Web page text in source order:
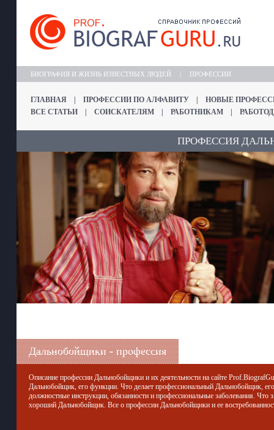
БИОГРАФИЯ И ЖИЗНЬ ИЗВЕСТНЫХ ЛЮДЕЙ ПРОФЕССИИ
ГЛАВНАЯ ПРОФЕССИИ ПО АЛФАВИТУ
НОВЫЕ
ВСЕ СТАТЬИ
СОИСКАТЕЛЯМ РАБОТНИКАМ
ПРОФЕССИЯ
Дальнобойщики - профессия
Описание профессии Дальнобойщики и их деятельности на сайте
Дальнобойщик, его функции. Что делает профессиональный Дальнобойщик, его
должностные инструкции, обязанности и профессиональные заболевания. Что
хороший Дальнобойщик. Все о профессии Дальнобойщики и ее